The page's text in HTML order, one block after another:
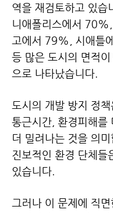
역을 재검토하고 있습
니애폴리스에서
고에서 79%, 시애틀
등 많은 도시의 면적
으로 나타났습니다.
도시의 개발 방지 정
통근시간, 환경피해를
더 밀려나는 것을 의
진보적인 환경 단체들
있습니다.
그러나 이 문제에 직